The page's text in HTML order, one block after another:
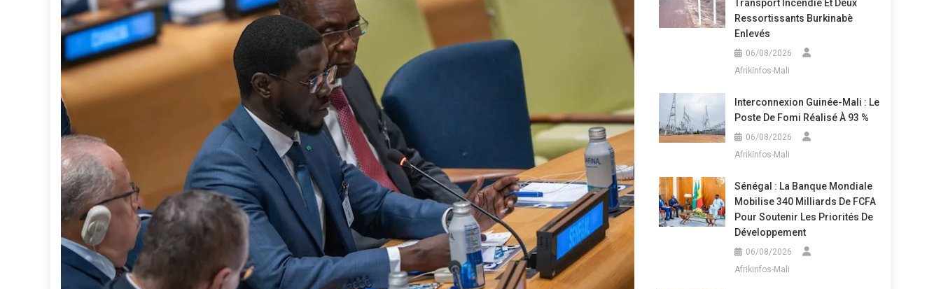
Transport Incendié Et Deux
Ressortissants Burkinabè
Enlevés
06/08/2026
Afrikinfos-Mali
Interconnexion Guinée-Mali : Le
Poste De Fomi Réalisé À 93 %
06/08/2026
Afrikinfos-Mali
Sénégal : La Banque Mondiale
Mobilise 340 Milliards De FCFA
Pour Soutenir Les Priorités De
Développement
06/08/2026
Afrikinfos-Mali